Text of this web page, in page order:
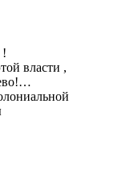
!
власти ,